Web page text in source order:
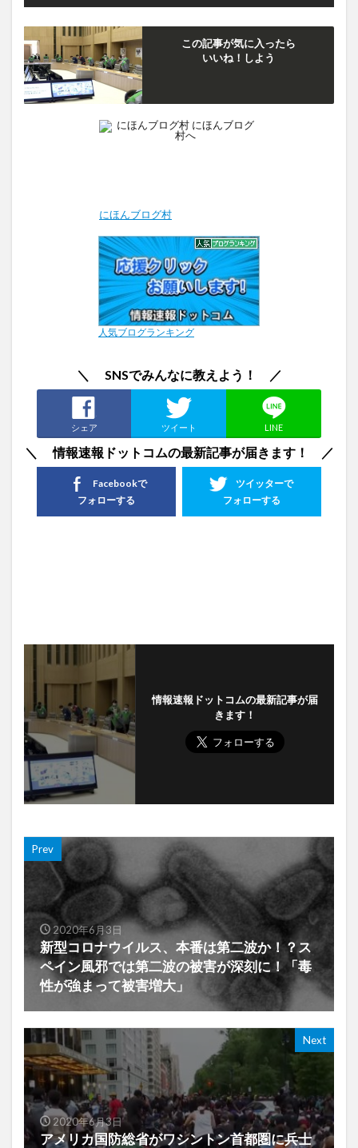
この記事が気に入ったら
いいね！しよう
にほんブログ村
人気ブログランキング
＼ SNSでみんなに教えよう！ ／
シェア ツイート LINE
＼ 情報速報ドットコムの最新記事が届きます！ ／
ツイッターで
フォローする
Facebookで
フォローする
情報速報ドットコムの最新記事が届
きます！
Prev
2020年6月3日
新型コロナウイルス、本番は第二波か！？ス
ペイン風邪では第二波の被害が深刻に！「毒
性が強まって被害増大」
Next
2020年6月3日
アメリカ国防総省がワシントン首都圏に兵士